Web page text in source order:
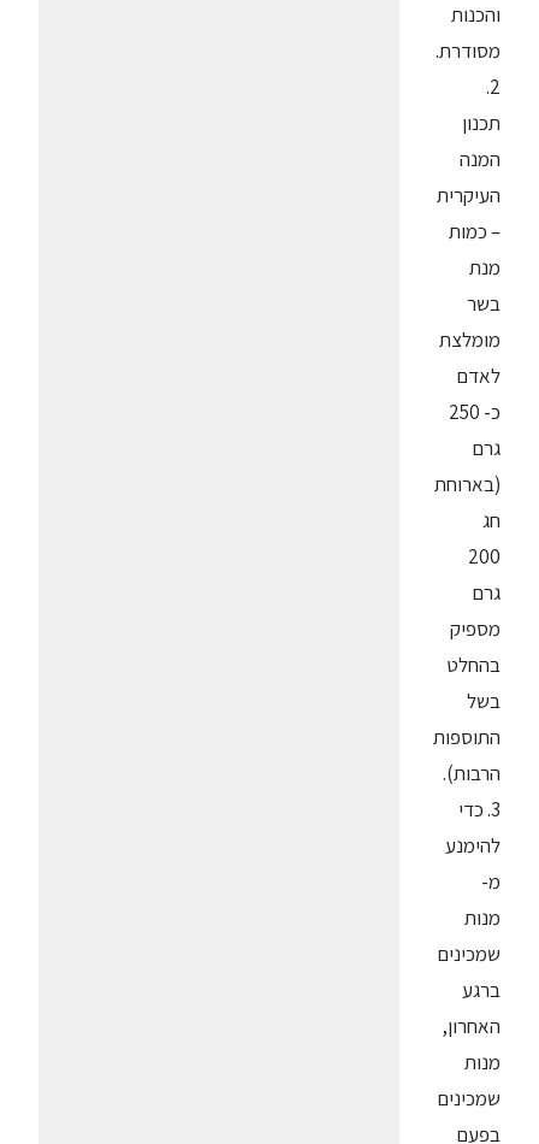
והכנות
מסודרת.
2.
תכנון
המנה
העיקרית
– כמות
מנת
בשר
מומלצת
לאדם
כ- 250
גרם
(בארוחת
חג
200
גרם
מספיק
בהחלט
בשל
התוספות
הרבות).
3. כדי
להימנע
מ-
מנות
שמכינים
ברגע
האחרון,
מנות
שמכינים
בפעם